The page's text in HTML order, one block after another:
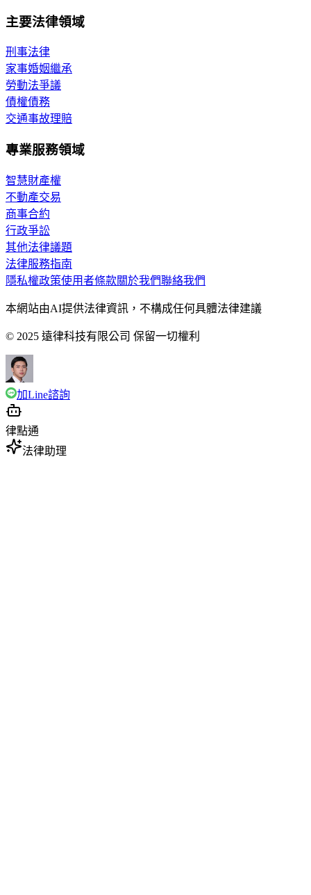
主要法律領域
刑事法律
家事婚姻繼承
勞動法爭議
債權債務
交通事故理賠
專業服務領域
智慧財產權
不動產交易
商事合約
行政爭訟
其他法律議題
法律服務指南
隱私權政策使用者條款關於我們聯絡我們
本網站由AI提供法律資訊，不構成任何具體法律建議
© 2025 遠律科技有限公司 保留一切權利
加Line諮詢
律點通
法律助理